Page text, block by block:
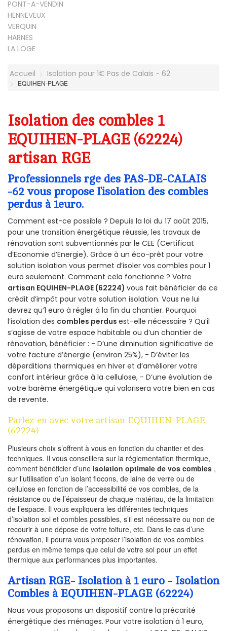
PONT-A-VENDIN
HENNEVEUX
VERQUIN
HARNES
LA LOGE
Accueil Isolation pour 1€ Pas de Calais - 62
EQUIHEN-PLAGE
Isolation des combles 1
EQUIHEN-PLAGE (62224)
artisan RGE
Professionnels rge des PAS-DE-CALAIS
-62 vous propose l’isolation des combles
perdus à 1euro.
Comment est-ce possible ? Depuis la loi du 17 août 2015,
pour une transition énergétique réussie, les travaux de
rénovation sont subventionnés par le CEE (Certificat
d’Economie d’Energie). Grâce à un éco-prêt pour votre
solution isolation vous permet d’isoler vos combles pour 1
euro seulement. Comment cela fonctionne ? Votre
artisan EQUIHEN-PLAGE (62224) vous fait bénéficier de ce
crédit d’impôt pour votre solution isolation. Vous ne lui
devrez qu’1 euro à régler à la fin du chantier. Pourquoi
l’isolation des combles perdus est-elle nécessaire ? Qu’il
s’agisse de votre espace habitable ou d’un chantier de
rénovation, bénéficier : - D’une diminution significative de
votre facture d’énergie (environ 25%), - D’éviter les
déperditions thermiques en hiver et d’améliorer votre
confort intérieur grâce à la cellulose, - D’une évolution de
votre barème énergétique qui valorisera votre bien en cas
de revente.
Parlez-en avec votre artisan EQUIHEN-PLAGE
(62224)
Plusieurs choix s’offrent à vous en fonction du chantier et des
techniques. Il vous conseillera sur la réglementation thermique,
comment bénéficier d’une isolation optimale de vos combles ,
sur l’utilisation d’un isolant flocons, de laine de verre ou de
cellulose en fonction de l’accessibilité de vos combles, de la
résistance ou de l’épaisseur de chaque matériau, de la limitation
de l’espace. Il vous expliquera les différentes techniques
d’isolation sol et combles possibles, s’il est nécessaire ou non de
recourir à une dépose de votre toiture, etc. Dans le cas d’une
rénovation, il pourra vous proposer l’isolation de vos combles
perdus en même temps que celui de votre sol pour un effet
thermique aux performances plus importantes.
Artisan RGE- Isolation à 1 euro - Isolation
Combles à EQUIHEN-PLAGE (62224)
Nous vous proposons un dispositif contre la précarité
énergétique des ménages. Pour votre isolation à 1 euro,